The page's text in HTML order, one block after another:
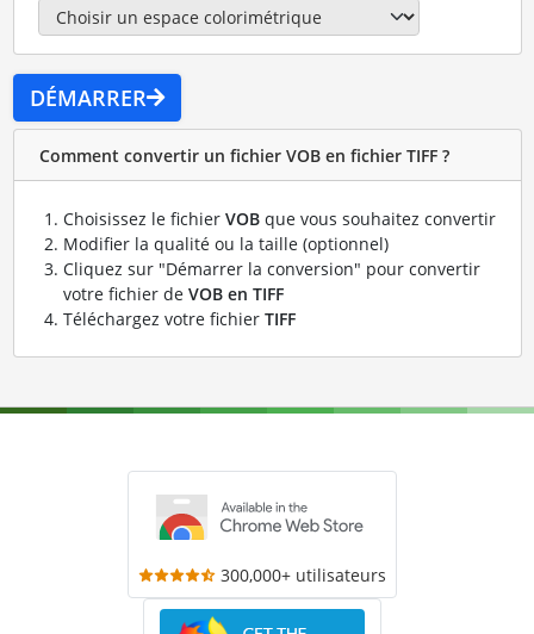
DÉMARRER
Comment convertir un fichier VOB en fichier TIFF ?
Choisissez le fichier VOBque vous souhaitez convertir
Modifier la qualité ou la taille (optionnel)
Cliquez sur "Démarrer la conversion" pour convertir
votre fichier de VOB en TIFF
Téléchargez votre fichier TIFF
300,000+ utilisateurs